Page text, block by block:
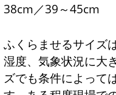
38cm／39～45cm
ふくらませるサイズ
湿度、気象状況に大
ズでも条件によって